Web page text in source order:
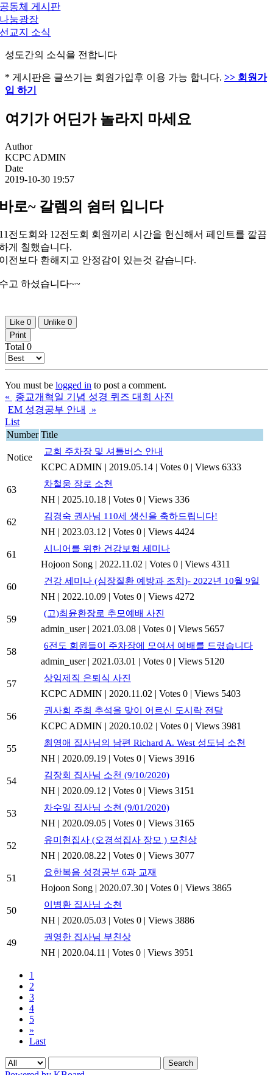
공동체 게시판
나눔광장
선교지 소식
성도간의 소식을 전합니다
* 게시판은 글쓰기는 회원가입후 이용 가능 합니다. >> 회원가
입 하기
여기가 어딘가 놀라지 마세요
Author
KCPC ADMIN
Date
2019-10-30 19:57
로~ 갈렘의 쉼터 입니다
전도회와 12전도회 회원끼리 시간을 헌신해서 페인트를 깔끔
게 칠했습니다.
전보다 환해지고 안정감이 있는것 같습니다.
고 하셨습니다~~
Like 0 Unlike 0
Print
Total 0
You must be logged in to post a comment.
«
종교개혁일 기념 성경 퀴즈 대회 사진
EM 성경공부 안내
»
List
Number Title
Notice
교회 주차장 및 셔틀버스 안내
KCPC ADMIN | 2019.05.14 | Votes 0 | Views 6333
63
차철웅 장로 소천
NH | 2025.10.18 | Votes 0 | Views 336
62
김경숙 권사님 110세 생신을 축하드립니다!
NH | 2023.03.12 | Votes 0 | Views 4424
61
시니어를 위한 건강보험 세미나
Hojoon Song | 2022.11.02 | Votes 0 | Views 4311
60
건강 세미나 (심장질환 예방과 조치)- 2022년 10월 9일
NH | 2022.10.09 | Votes 0 | Views 4272
59
(고)최윤환장로 추모예배 사진
admin_user | 2021.03.08 | Votes 0 | Views 5657
58
6전도 회원들이 주차장에 모여서 예배를 드렸습니다
admin_user | 2021.03.01 | Votes 0 | Views 5120
57
상임제직 은퇴식 사진
KCPC ADMIN | 2020.11.02 | Votes 0 | Views 5403
56
권사회 주최 추석을 맞이 어르신 도시락 전달
KCPC ADMIN | 2020.10.02 | Votes 0 | Views 3981
55
최영애 집사님의 남편 Richard A. West 성도님 소천
NH | 2020.09.19 | Votes 0 | Views 3916
54
김장회 집사님 소천 (9/10/2020)
NH | 2020.09.12 | Votes 0 | Views 3151
53
차수일 집사님 소천 (9/01/2020)
NH | 2020.09.05 | Votes 0 | Views 3165
52
유미현집사 (오경석집사 장모 ) 모친상
NH | 2020.08.22 | Votes 0 | Views 3077
51
요한복음 성경공부 6과 교재
Hojoon Song | 2020.07.30 | Votes 0 | Views 3865
50
이병환 집사님 소천
NH | 2020.05.03 | Votes 0 | Views 3886
49
권영한 집사님 부친상
NH | 2020.04.11 | Votes 0 | Views 3951
1
2
3
4
5
»
Last
Search